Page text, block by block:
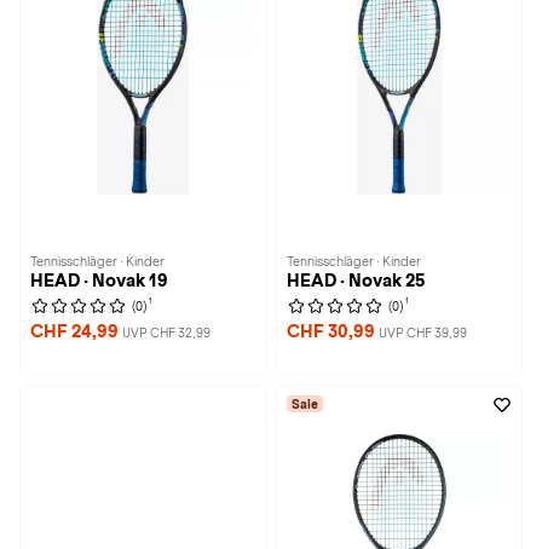
Tennisschläger · Kinder
HEAD · Novak 19
(0) 1
CHF 24,99 UVP CHF 32,99
Tennisschläger · Kinder
HEAD · Novak 25
(0) 1
CHF 30,99 UVP CHF 39,99
Sale